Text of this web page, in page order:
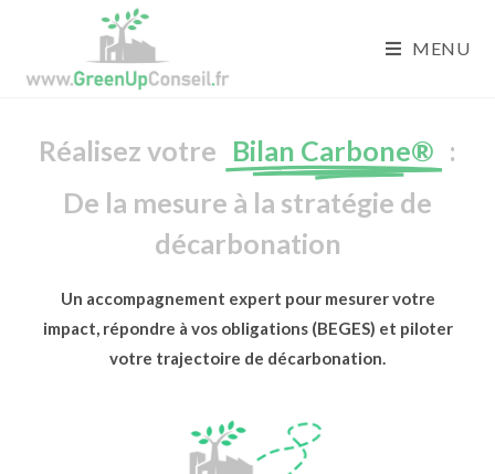
MENU
Réalisez votre Bilan Carbone® :
De la mesure à la stratégie de
décarbonation
Un accompagnement expert pour mesurer votre
impact, répondre à vos obligations (BEGES) et piloter
votre trajectoire de décarbonation.